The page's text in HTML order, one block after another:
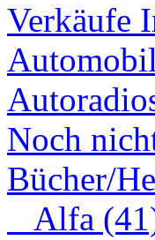
Verkäufe
Noch
Bücher/
Alfa